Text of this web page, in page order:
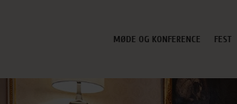
MØDE OG KONFERENCE FEST